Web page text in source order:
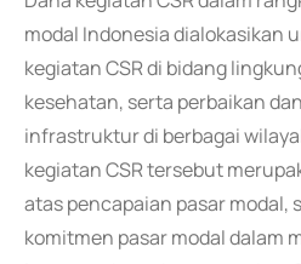
modal Indonesia dialokasikan
kegiatan CSR di bidang
kesehatan, serta perbaikan
infrastruktur di berbagai
kegiatan CSR tersebut
atas pencapaian pasar modal,
komitmen pasar modal dalam